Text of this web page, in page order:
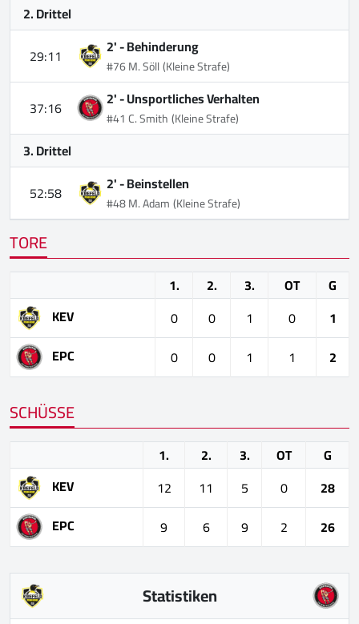
2. Drittel
29:11
2' -Behinderung
#76 M. Söll(Kleine Strafe)
37:16 2' -Unsportliches Verhalten
#41 C. Smith(Kleine Strafe)
3. Drittel
52:58
2' -Beinstellen
#48 M. Adam(Kleine Strafe)
TORE
1. 2. 3. OT
G
KEV
0 0 1 0
1
EPC
0 0 1 1 2
SCHÜSSE
1. 2. 3. OT
G
KEV
12 11 5 0
28
EPC
9 6 9 2 26
Statistiken